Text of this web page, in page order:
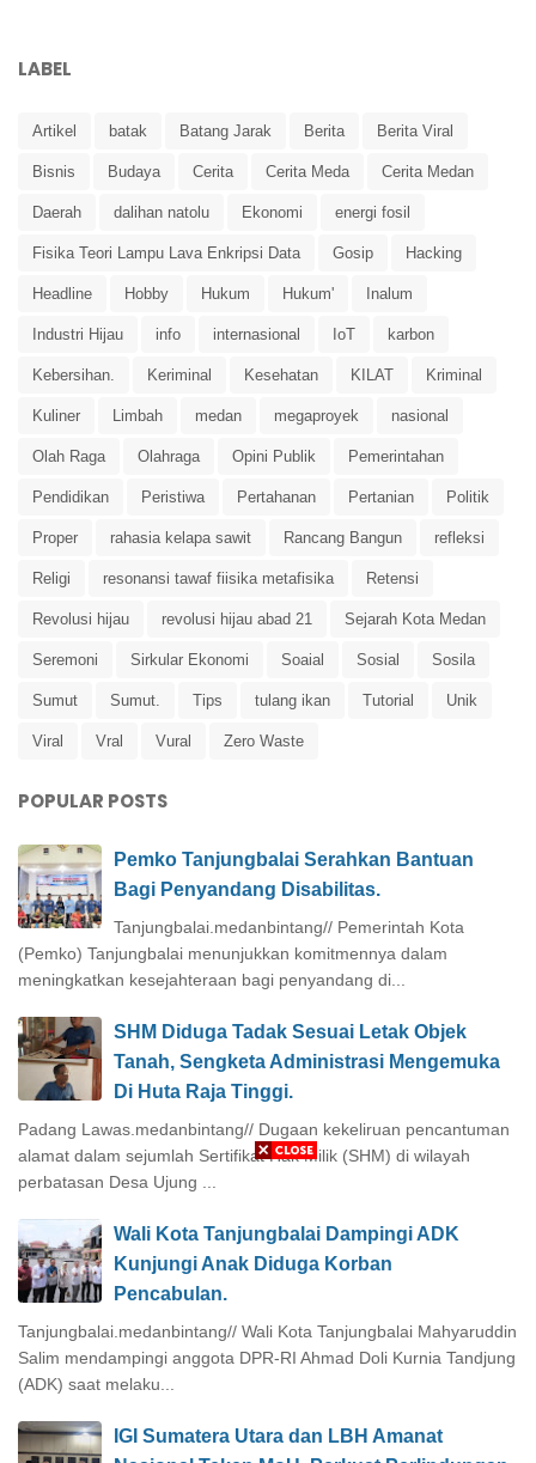
LABEL
Artikel batak Batang Jarak Berita Berita Viral
Bisnis Budaya Cerita Cerita Meda Cerita Medan
Daerah dalihan natolu Ekonomi energi fosil
Fisika Teori Lampu Lava Enkripsi Data Gosip Hacking
Headline Hobby Hukum Hukum' Inalum
Industri Hijau info internasional IoT karbon
Kebersihan. Keriminal Kesehatan KILAT Kriminal
Kuliner Limbah medan megaproyek nasional
Olah Raga Olahraga Opini Publik Pemerintahan
Pendidikan Peristiwa Pertahanan Pertanian Politik
Proper rahasia kelapa sawit Rancang Bangun refleksi
Religi resonansi tawaf fiisika metafisika Retensi
Revolusi hijau revolusi hijau abad 21 Sejarah Kota Medan
Seremoni Sirkular Ekonomi Soaial Sosial Sosila
Sumut Sumut. Tips tulang ikan Tutorial Unik
Viral Vral Vural Zero Waste
POPULAR POSTS
Pemko Tanjungbalai Serahkan Bantuan
Bagi Penyandang Disabilitas.
Tanjungbalai.medanbintang// Pemerintah Kota
(Pemko) Tanjungbalai menunjukkan komitmennya dalam
meningkatkan kesejahteraan bagi penyandang di...
SHM Diduga Tadak Sesuai Letak Objek
Tanah, Sengketa Administrasi Mengemuka
Di Huta Raja Tinggi.
Padang Lawas.medanbintang// Dugaan kekeliruan pencantuman
alamat dalam sejumlah Sertifikat Hak Milik (SHM) di wilayah
perbatasan Desa Ujung ...
Wali Kota Tanjungbalai Dampingi ADK
Kunjungi Anak Diduga Korban
Pencabulan.
Tanjungbalai.medanbintang// Wali Kota Tanjungbalai Mahyaruddin
Salim mendampingi anggota DPR-RI Ahmad Doli Kurnia Tandjung
(ADK) saat melaku...
IGI Sumatera Utara dan LBH Amanat